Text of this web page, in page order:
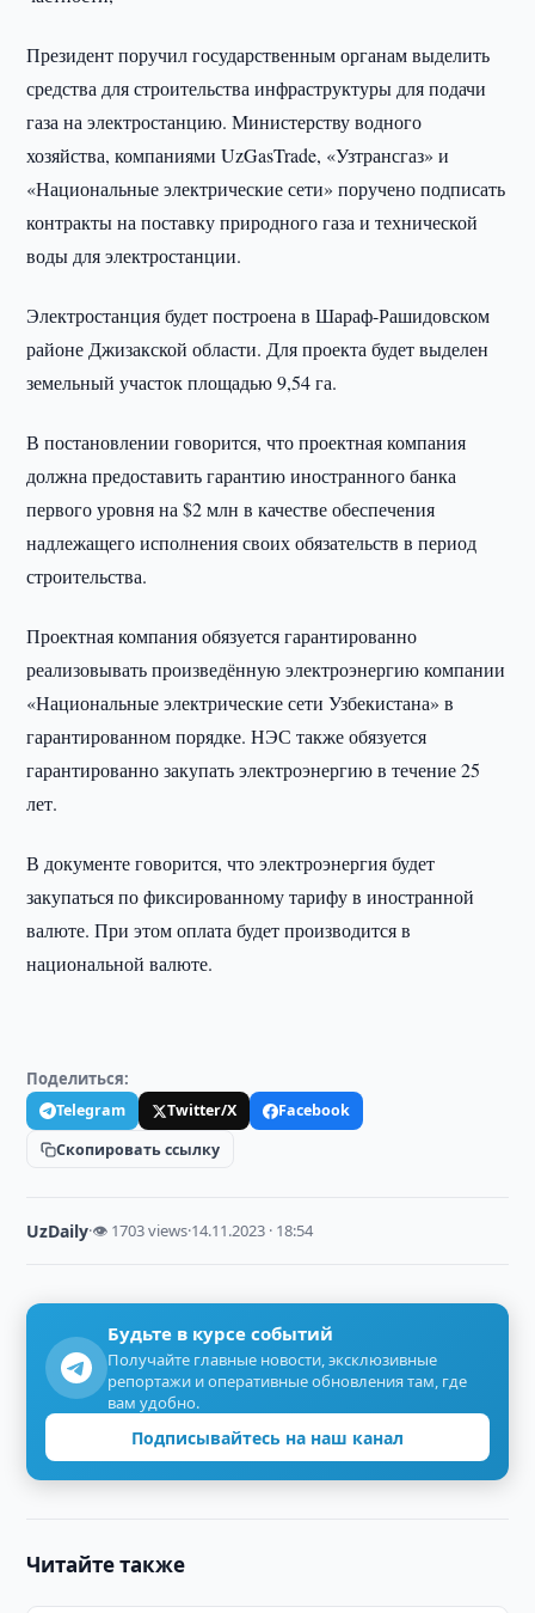
Президент поручил государственным органам выделить
средства для строительства инфраструктуры для подачи
газа на электростанцию. Министерству водного
хозяйства, компаниями UzGasTrade, «Узтрансгаз» и
«Национальные электрические сети» поручено подписать
контракты на поставку природного газа и технической
воды для электростанции.
Электростанция будет построена в Шараф-Рашидовском
районе Джизакской области. Для проекта будет выделен
земельный участок площадью 9,54 га.
В постановлении говорится, что проектная компания
должна предоставить гарантию иностранного банка
первого уровня на $2 млн в качестве обеспечения
надлежащего исполнения своих обязательств в период
строительства.
Проектная компания обязуется гарантированно
реализовывать произведённую электроэнергию компании
«Национальные электрические сети Узбекистана» в
гарантированном порядке. НЭС также обязуется
гарантированно закупать электроэнергию в течение 25
лет.
В документе говорится, что электроэнергия будет
закупаться по фиксированному тарифу в иностранной
валюте. При этом оплата будет производится в
национальной валюте.
Поделиться:
Telegram Twitter/X
Facebook
Скопировать ссылку
UzDaily·👁 1703 views·14.11.2023 · 18:54
Будьте в курсе событий
Получайте главные новости, эксклюзивные
репортажи и оперативные обновления там, где
вам удобно.
Подписывайтесь на наш канал
Читайте также